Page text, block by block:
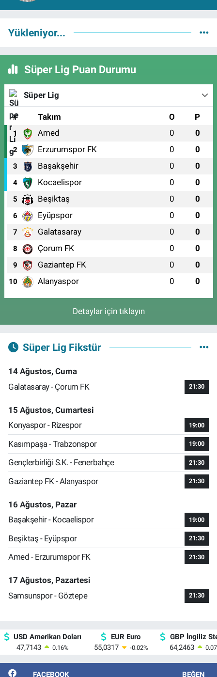
Yükleniyor...
Süper Lig Puan Durumu
Süper Lig
# Takım O P
1 Amed 0 0
2 Erzurumspor FK 0 0
3 Başakşehir 0 0
4 Kocaelispor 0 0
5 Beşiktaş 0 0
6 Eyüpspor 0 0
7 Galatasaray 0 0
8 Çorum FK 0 0
9 Gaziantep FK 0 0
10 Alanyaspor 0 0
Detaylar için tıklayın
Süper Lig Fikstür
14 Ağustos, Cuma
Galatasaray - Çorum FK
21:30
15 Ağustos, Cumartesi
Konyaspor - Rizespor
19:00
Kasımpaşa - Trabzonspor 19:00
Gençlerbirliği S.K. - Fenerbahçe 21:30
Gaziantep FK - Alanyaspor 21:30
16 Ağustos, Pazar
Başakşehir - Kocaelispor
19:00
Beşiktaş - Eyüpspor 21:30
Amed - Erzurumspor FK 21:30
17 Ağustos, Pazartesi
Samsunspor - Göztepe
21:30
USD Amerikan Doları
47,7143
0.16%
EUR Euro
55,0317
-0.02%
GBP İngiliz
64,2463
0.07
FACEBOOK BEĞEN